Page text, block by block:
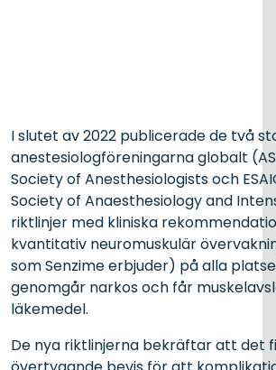
I slutet av 2022 publicerade de två
anestesiologföreningarna globalt
Society of Anesthesiologists och
Society of Anaesthesiology and
riktlinjer med kliniska
kvantitativ neuromuskulär
som Senzime erbjuder) på alla
genomgår narkos och får
läkemedel.
De nya riktlinjerna bekräftar att det